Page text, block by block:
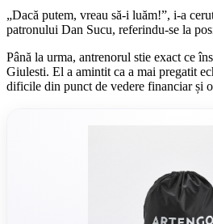
„Dacă putem, vreau să-i luăm!”, i-a
patronului Dan Sucu, referindu-se la
Până la urma, antrenorul stie exact ce
Giulesti. El a amintit ca a mai pregatit
dificile din punct de vedere financiar și